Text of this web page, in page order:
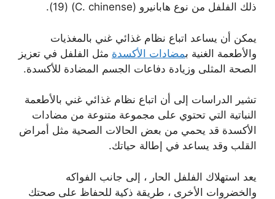
ذلك الفلفل من نوع هابانيرو (C. chinense) (19).
يمكن أن يساعد اتباع نظام غذائي غني بالمغذيات
والأطعمة الغنية بمضادات الأكسدة مثل الفلفل في تعزيز
الصحة المثلى وزيادة دفاعات الجسم المضادة للأكسدة.
تشير الدراسات إلى أن اتباع نظام غذائي غني بالأطعمة
النباتية التي تحتوي على مجموعة متنوعة من مضادات
الأكسدة قد يحمي من بعض الحالات الصحية مثل أمراض
القلب وقد يساعد في إطالة حياتك.
يعد استهلاك الفلفل الحار ، إلى جانب الفواكه
والخضروات الأخرى ، طريقة ذكية للحفاظ على صحتك